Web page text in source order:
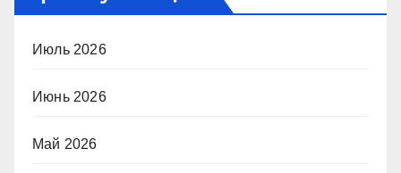
Июль 2026
Июнь 2026
Май 2026